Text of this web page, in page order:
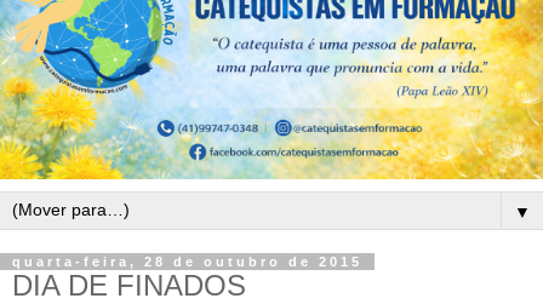
▼
quarta-feira, 28 de outubro de 2015
DIA DE FINADOS